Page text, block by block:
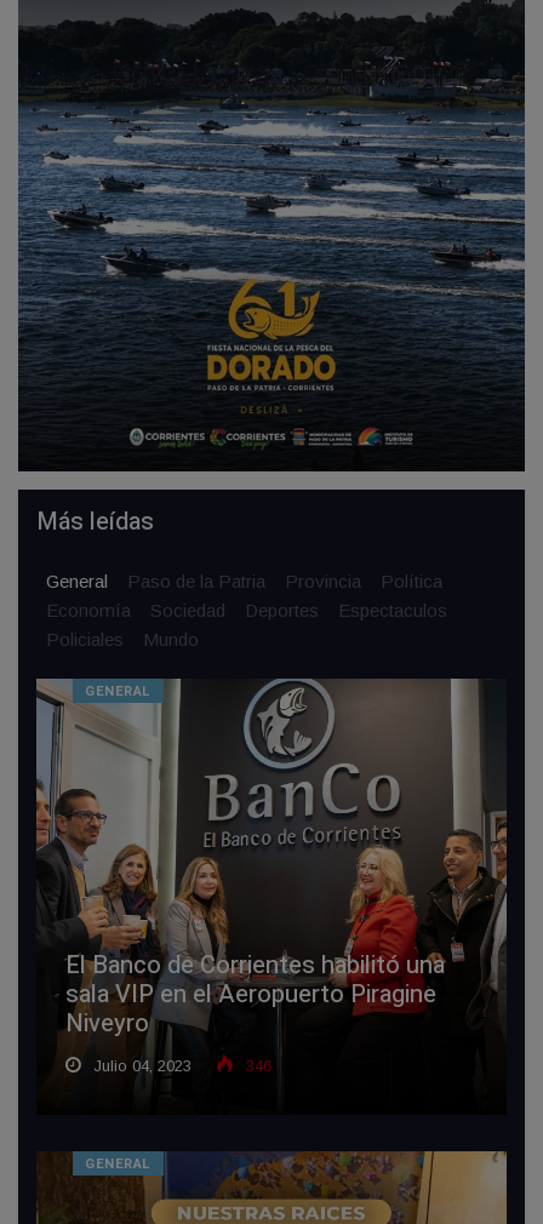
Más leídas
General Paso de la Patria Provincia
Política
Economía
Sociedad Deportes
Espectaculos
Policiales
Mundo
GENERAL
El Banco de Corrientes habilitó una
sala VIP en el Aeropuerto Piragine
Niveyro
Julio 04, 2023 346
GENERAL